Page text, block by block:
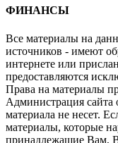
ФИНАНСЫ
Все материалы на
источников - имеют
интернете или
предоставляются
Права на материалы
Администрация сайта
материала не несет.
материалы, которые
принадлежащие Вам,